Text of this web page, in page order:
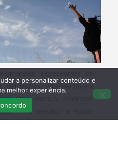
Apresentavam
uma doença, síndrome
com recurso a fluído-
a personalizar conteúdo e
melhor experiência.